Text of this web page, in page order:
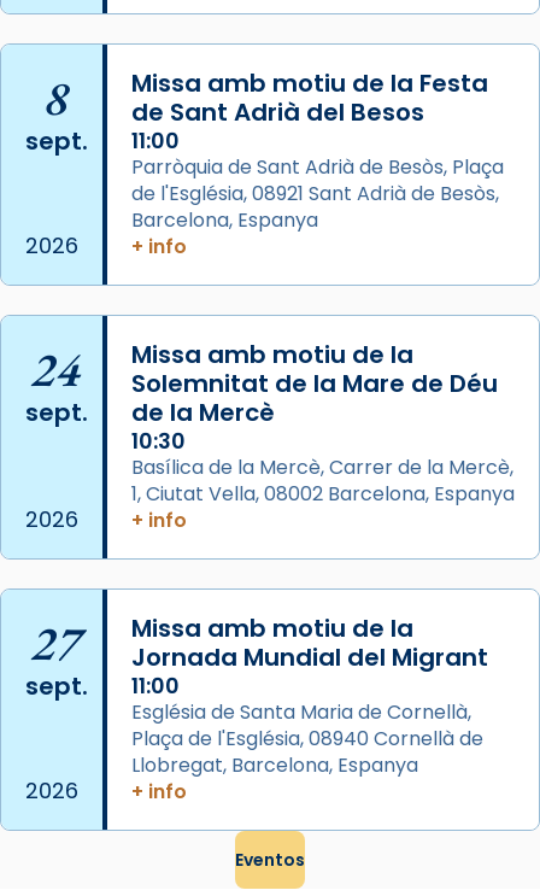
L’arquebisbe de Barcelona, el cardenal Joan
Josep Omella, ha presidit la missa i l’ha
concelebrat el bisbe auxiliar de Barcelona,
Mons. David Abadías.
📸 Dr. G. Simón
View on Facebook ·
Arquebisbat de Barcelona
Memòria de les santes Juliana i
Semproniana, verges i màrtirs.
Acompanyant la història de sant Cugat, a
partir de l’Edat Mitjana sorgeix la tradició
que les santes Juliana (“relatiu a Júlia”) i
que les santes són filles de l’antiga Iluro.
Mataró en reivindicarà les relíq
...Ver más
View on Facebook · Share
8
sept.
2026
Missa amb motiu de la Festa
de Sant Adrià del Besos
11:00
Parròquia de Sant Adrià de Besòs, Plaça
de l'Església, 08921 Sant Adrià de Besòs,
Barcelona, Espanya
+ info
24
sept.
2026
Missa amb motiu de la
Solemnitat de la Mare de Déu
de la Mercè
10:30
Basílica de la Mercè, Carrer de la Mercè,
1, Ciutat Vella, 08002 Barcelona, Espanya
+ info
27
sept.
2026
Missa amb motiu de la
Jornada Mundial del Migrant
11:00
Església de Santa Maria de Cornellà,
Plaça de l'Església, 08940 Cornellà de
Llobregat, Barcelona, Espanya
+ info
Eventos